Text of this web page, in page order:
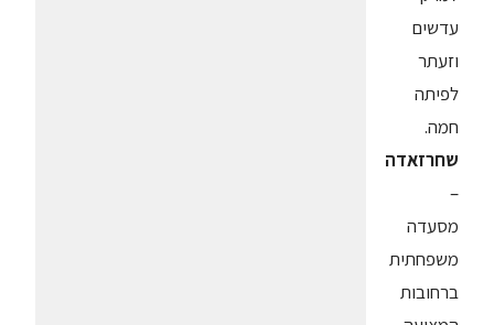
עדשים
וזעתר
לפיתה
חמה.
שחרזאדה
–
מסעדה
משפחתית
ברחובות